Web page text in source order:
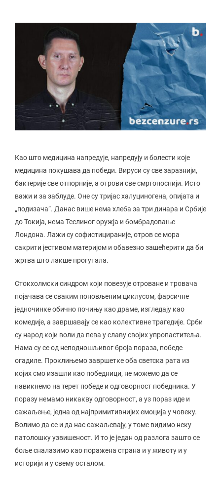
Као што медицина напредује, напредују и болести које
медицина покушава да победи. Вируси су све заразнији,
бактерије све отпорније, а отрови све смртоноснији. Исто
важи и за заблуде. Оне су тријас халуциногена, опијата и
„подизача“. Данас више нема хлеба за три динара и Србије
до Токија, нема Теслиног оружја и бомбрадовање
Лондона. Лажи су софистицираније, отров се мора
сакрити јестивом материјом и обавезно зашећерити да би
жртва што лакше прогутала.
Стокхолмски синдром који повезује отроване и тровача
појачава се сваким поновљеним циклусом, фарсичне
једночинке обично почињу као драме, изгледају као
комедије, а завршавају се као колективне трагедије. Срби
су народ који воли да пева у славу својих упропаститеља.
Нама су се од неподношљивог броја пораза, победе
огадиле. Проклињемо завршетке оба светска рата из
којих смо изашли као победници, не можемо да се
навикнемо на терет победе и одговорност победника. У
поразу немамо никакву одговорност, а уз пораз иде и
сажаљење, једна од најпримитивнијих емоција у човеку.
Волимо да се и да нас сажаљевају, у томе видимо неку
патолошку узвишеност. И то је један од разлога зашто се
боље сналазимо као поражена страна и у животу и у
историји и у свему осталом.